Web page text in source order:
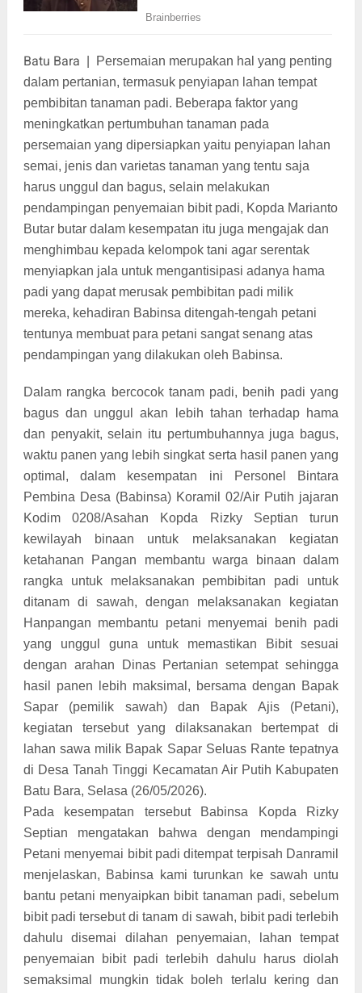
Batu Bara
Persemaian merupakan hal yang penting
dalam pertanian, termasuk penyiapan lahan tempat
pembibitan tanaman padi. Beberapa faktor yang
meningkatkan pertumbuhan tanaman pada
persemaian yang dipersiapkan yaitu penyiapan lahan
semai, jenis dan varietas tanaman yang tentu saja
harus unggul dan bagus, selain melakukan
pendampingan penyemaian bibit padi, Kopda Marianto
Butar butar dalam kesempatan itu juga mengajak dan
menghimbau kepada kelompok tani agar serentak
menyiapkan jala untuk mengantisipasi adanya hama
padi yang dapat merusak pembibitan padi milik
mereka, kehadiran Babinsa ditengah-tengah petani
tentunya membuat para petani sangat senang atas
pendampingan yang dilakukan oleh Babinsa.
Dalam rangka bercocok tanam padi, benih padi yang
bagus dan unggul akan lebih tahan terhadap hama
dan penyakit, selain itu pertumbuhannya juga bagus,
waktu panen yang lebih singkat serta hasil panen yang
optimal, dalam kesempatan ini Personel Bintara
Pembina Desa (Babinsa) Koramil 02/Air Putih jajaran
Kodim 0208/Asahan Kopda Rizky Septian turun
kewilayah binaan untuk melaksanakan kegiatan
ketahanan Pangan membantu warga binaan dalam
rangka untuk melaksanakan pembibitan padi untuk
ditanam di sawah, dengan melaksanakan kegiatan
Hanpangan membantu petani menyemai benih padi
yang unggul guna untuk memastikan Bibit sesuai
dengan arahan Dinas Pertanian setempat sehingga
hasil panen lebih maksimal, bersama dengan Bapak
Sapar (pemilik sawah) dan Bapak Ajis (Petani),
kegiatan tersebut yang dilaksanakan bertempat di
lahan sawa milik Bapak Sapar Seluas Rante tepatnya
di Desa Tanah Tinggi Kecamatan Air Putih Kabupaten
Batu Bara, Selasa (26/05/2026).
Pada kesempatan tersebut Babinsa Kopda Rizky
Septian mengatakan bahwa dengan mendampingi
Petani menyemai bibit padi ditempat terpisah Danramil
menjelaskan, Babinsa kami turunkan ke sawah untu
bantu petani menyaipkan bibit tanaman padi, sebelum
bibit padi tersebut di tanam di sawah, bibit padi terlebih
dahulu disemai dilahan penyemaian, lahan tempat
penyemaian bibit padi terlebih dahulu harus diolah
semaksimal mungkin tidak boleh terlalu kering dan